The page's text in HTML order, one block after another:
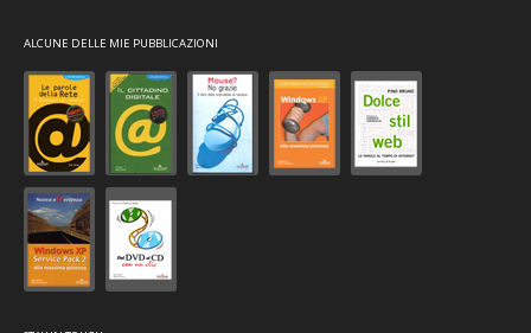
ALCUNE DELLE MIE PUBBLICAZIONI